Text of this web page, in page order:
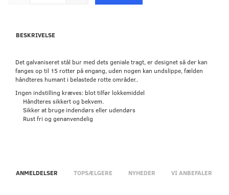
BESKRIVELSE
Detgalvaniseret stål bur med detsgeniale tragt, er designet så der kan
fanges op til 15 rotter på engang, uden nogen kan undslippe, fælden
håndteres humant i belastede rotte områder..
Ingen indstilling kræves: blot tilfør lokkemiddel
Håndteres sikkert og bekvem.
Sikker at bruge indendørs eller udendørs
Rustfri og genanvendelig
ANMELDELSER TOPSÆLGERE NYHEDER VI ANBEFALER